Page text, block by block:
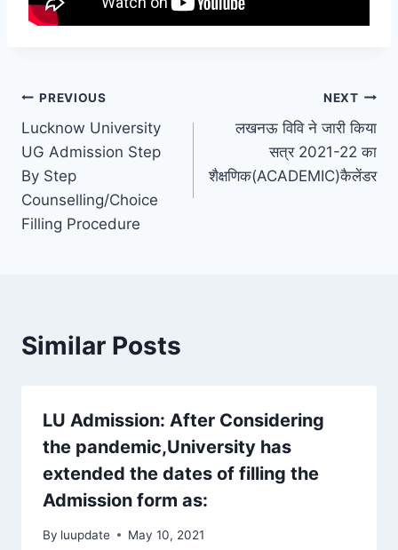
Post
navigation
PREVIOUS
Lucknow University
UG Admission Step
By Step
Counselling/Choice
Filling Procedure
NEXT
लखनऊ विवि ने जारी किया
सत्र 2021-22 का
शैक्षणिक(ACADEMIC)कैलेंडर
Similar Posts
LU Admission: After Considering
the pandemic,University has
extended the dates of filling the
Admission form as:
By luupdate May 10, 2021